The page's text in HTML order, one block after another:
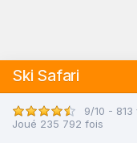
Ski Safari
9/10 - 813
Joué 235 792 fois